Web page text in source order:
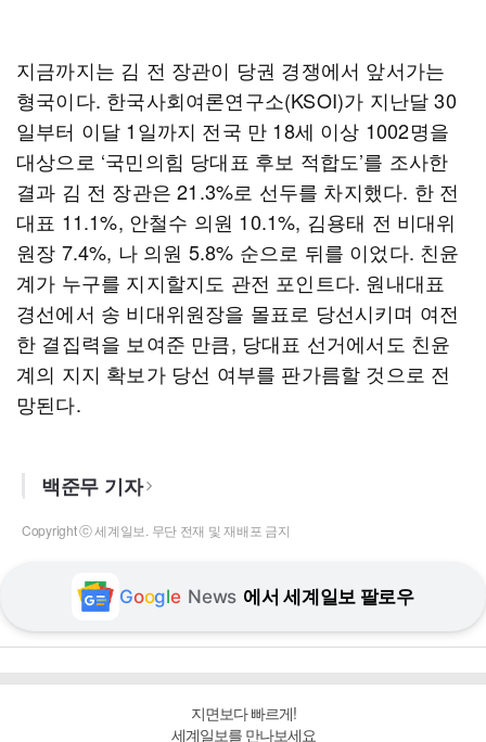
지금까지는 김 전 장관이 당권 경쟁에서 앞서가는
형국이다. 한국사회여론연구소(KSOI)가 지난달 30
일부터 이달 1일까지 전국 만 18세 이상 1002명을
대상으로 ‘국민의힘 당대표 후보 적합도’를 조사한
결과 김 전 장관은 21.3%로 선두를 차지했다. 한 전
대표 11.1%, 안철수 의원 10.1%, 김용태 전 비대위
원장 7.4%, 나 의원 5.8% 순으로 뒤를 이었다. 친윤
계가 누구를 지지할지도 관전 포인트다. 원내대표
경선에서 송 비대위원장을 몰표로 당선시키며 여전
한 결집력을 보여준 만큼, 당대표 선거에서도 친윤
계의 지지 확보가 당선 여부를 판가름할 것으로 전
망된다.
백준무 기자
Copyright ⓒ 세계일보. 무단 전재 및 재배포 금지
Google News 에서 세계일보 팔로우
지면보다 빠르게!
세계일보를 만나보세요